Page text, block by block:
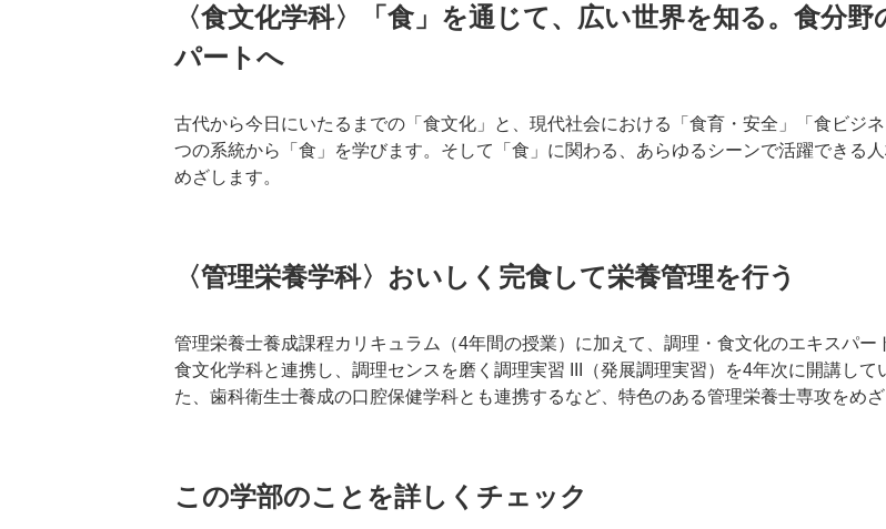
〈食文化学科〉「食」を通じて、広い世界を知る。食分野
パートへ
古代から今日にいたるまでの「食文化」と、現代社会における「食育・安全」「食ビジ
つの系統から「食」を学びます。そして「食」に関わる、あらゆるシーンで活躍できる
めざします。
〈管理栄養学科〉おいしく完食して栄養管理を行う
管理栄養士養成課程カリキュラム（4年間の授業）に加えて、調理・食文化のエキスパー
食文化学科と連携し、調理センスを磨く調理実習 III（発展調理実習）を4年次に開講して
た、歯科衛生士養成の口腔保健学科とも連携するなど、特色のある管理栄養士専攻をめざ
この学部のことを詳しくチェック